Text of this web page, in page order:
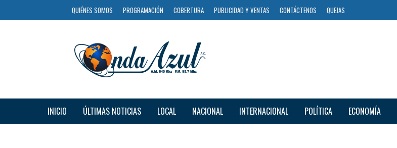
QUIÉNES SOMOS PROGRAMACIÓN COBERTURA PUBLICIDAD Y VENTAS CONTÁCTENOS QUEJAS
INICIO ÚLTIMAS NOTICIAS LOCAL NACIONAL INTERNACIONAL POLÍTICA ECONOMÍA